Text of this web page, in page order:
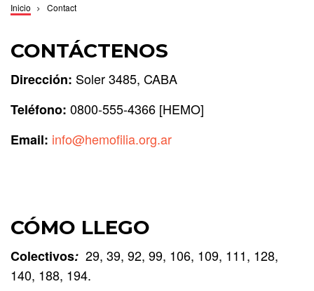
de
navegación
Inicio Contact
CONTÁCTENOS
Dirección: Soler 3485, CABA
Teléfono: 0800-555-4366 [HEMO]
Email: info@hemofilia.org.ar
CÓMO LLEGO
Colectivos: 29, 39, 92, 99, 106, 109, 111, 128,
140, 188, 194.